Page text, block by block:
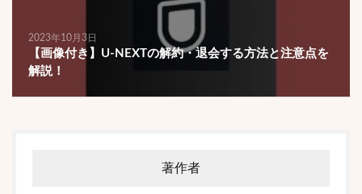
2023年10月3日
【画像付き】U-NEXTの解約・退会する方法と注意点を
解説！
著作者